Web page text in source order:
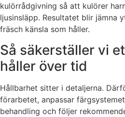
kulörrådgivning så att kulörer
ljusinsläpp. Resultatet blir jämna
fräsch känsla som håller.
Så säkerställer vi
håller över tid
Hållbarhet sitter i detaljerna.
förarbetet, anpassar
behandling och följer